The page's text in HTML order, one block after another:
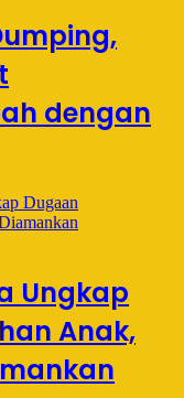
dengan
Ungkap
Anak,